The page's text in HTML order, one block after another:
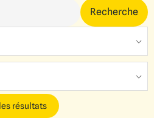
Recherche
résultats